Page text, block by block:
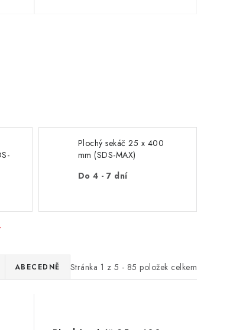
Plochý sekáč 25 x 400
mm (SDS-MAX)
Do 4 - 7 dní
Stránka 1 z 5 - 85 položek celkem
ABECEDNĚ